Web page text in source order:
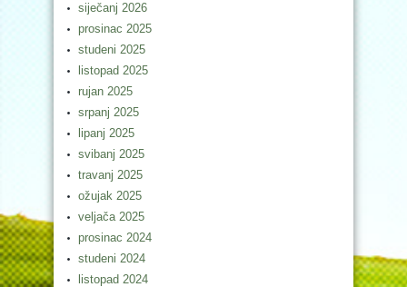
siječanj 2026
prosinac 2025
studeni 2025
listopad 2025
rujan 2025
srpanj 2025
lipanj 2025
svibanj 2025
travanj 2025
ožujak 2025
veljača 2025
prosinac 2024
studeni 2024
listopad 2024